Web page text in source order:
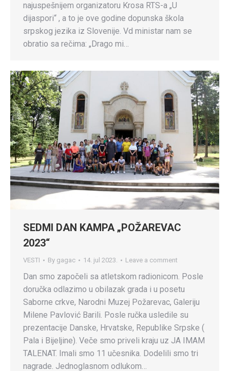
najuspešnijem organizatoru Krosa RTS-a „U
dijaspori“ , a to je ove godine dopunska škola
srpskog jezika iz Slovenije. Vd ministar nam se
obratio sa rečima: „Drago mi…
SEDMI DAN KAMPA „POŽAREVAC
2023“
VESTI By gagac 14. jul 2023. Leave a comment
Dan smo započeli sa atletskom radionicom. Posle
doručka odlazimo u obilazak grada i u posetu
Saborne crkve, Narodni Muzej Požarevac, Galeriju
Milene Pavlović Barili. Posle ručka usledile su
prezentacije Danske, Hrvatske, Republike Srpske (
Pala i Bijeljine). Veče smo priveli kraju uz JA IMAM
TALENAT. Imali smo 11 učesnika. Dodelili smo tri
nagrade. Jednoglasnom odlukom…